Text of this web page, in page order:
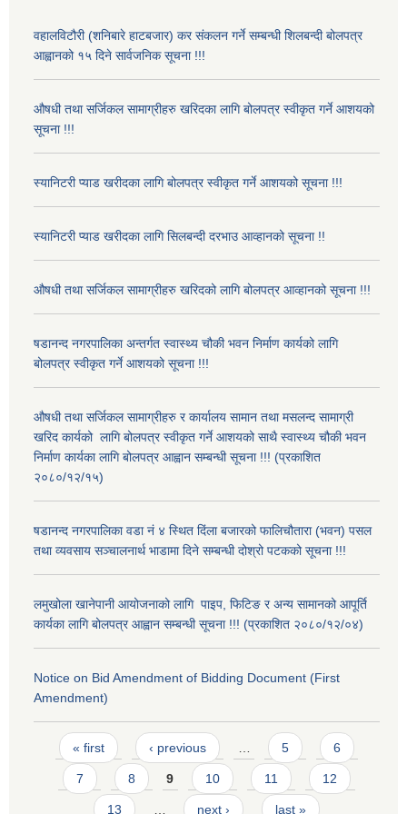
वहालविटौरी (शनिबारे हाटबजार) कर संकलन गर्ने सम्बन्धी शिलबन्दी बोलपत्र
आह्वानको १५ दिने सार्वजनिक सूचना !!!
औषधी तथा सर्जिकल सामाग्रीहरु खरिदका लागि बोलपत्र स्वीकृत गर्ने आशयको
सूचना !!!
स्यानिटरी प्याड खरीदका लागि बोलपत्र स्वीकृत गर्ने आशयको सूचना !!!
स्यानिटरी प्याड खरीदका लागि सिलबन्दी दरभाउ आव्हानको सूचना !!
औषधी तथा सर्जिकल सामाग्रीहरु खरिदको लागि बोलपत्र आव्हानको सूचना !!!
षडानन्द नगरपालिका अन्तर्गत स्वास्थ्य चौकी भवन निर्माण कार्यको लागि
बोलपत्र स्वीकृत गर्ने आशयको सूचना !!!
औषधी तथा सर्जिकल सामाग्रीहरु र कार्यालय सामान तथा मसलन्द सामाग्री
खरिद कार्यको लागि बोलपत्र स्वीकृत गर्ने आशयको साथै स्वास्थ्य चौकी भवन
निर्माण कार्यका लागि बोलपत्र आह्वान सम्बन्धी सूचना !!! (प्रकाशित
२०८०/१२/१५)
षडानन्द नगरपालिका वडा नं ४ स्थित दिंला बजारको फालिचौतारा (भवन) पसल
तथा व्यवसाय सञ्चालनार्थ भाडामा दिने सम्बन्धी दोश्रो पटकको सूचना !!!
लमुखोला खानेपानी आयोजनाको लागि पाइप, फिटिङ र अन्य सामानको आपूर्ति
कार्यका लागि बोलपत्र आह्वान सम्बन्धी सूचना !!! (प्रकाशित २०८०/१२/०४)
Notice on Bid Amendment of Bidding Document (First
Amendment)
Pages
« first ‹ previous 5 6
7 8 9 10 11 12
13 next › last »